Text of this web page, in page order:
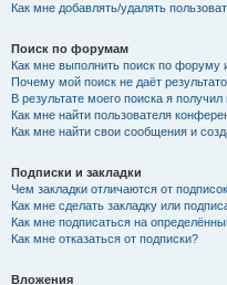
Как мне добавлять/удалять
Поиск по форумам
Как мне выполнить поиск по
Почему мой поиск не даёт
В результате моего поиска я
Как мне найти пользователя
Как мне найти свои сообщения и
Подписки и закладки
Чем закладки отличаются от
Как мне сделать закладку или
Как мне подписаться на
Как мне отказаться от подписки?
Вложения